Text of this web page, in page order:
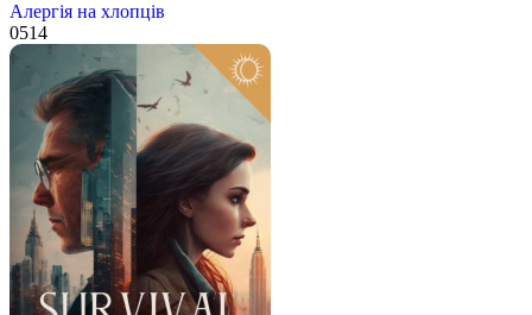
Алергія на хлопців
0514